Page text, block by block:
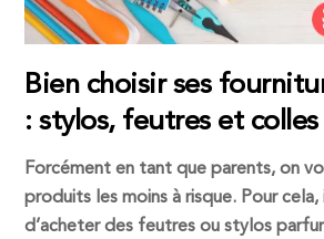
Bien choisir ses
: stylos, feutres et colles
Forcément en tant que parents, on
produits les moins à risque. Pour
d’acheter des feutres ou stylos